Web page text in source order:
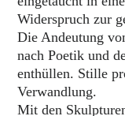
Widerspruch zur
Die Andeutung
nach Poetik und
enthüllen. Stille
Verwandlung.
Mit den